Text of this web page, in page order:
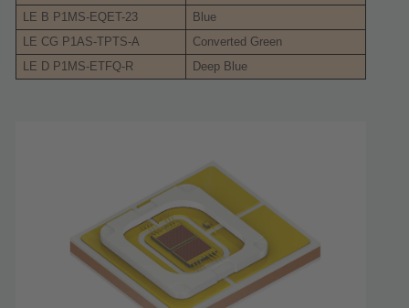
LE B P1MS-EQET-23
Blue
LE CG P1AS-TPTS-A
Converted Green
LE D P1MS-ETFQ-R
Deep Blue